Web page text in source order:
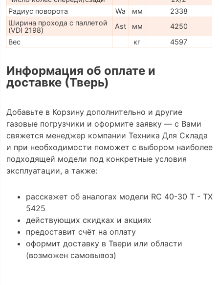
Радиус поворота
Wa мм
2338
Ширина прохода с паллетой
(VDI 2198)
Ast мм
4250
Вес
кг 4597
Информация об оплате и
доставке (Тверь)
Добавьте в Корзину дополнительно и другие
газовые погрузчики и оформите заявку — с Вами
свяжется менеджер компании Техника Для Склада
и при необходимости поможет с выбором наиболее
подходящей модели под конкретные условия
эксплуатации, а также:
расскажет об аналогах модели RC 40-30 T - TX
5425
действующих скидках и акциях
предоставит счёт на оплату
оформит доставку в Твери или области
(возможен самовывоз)